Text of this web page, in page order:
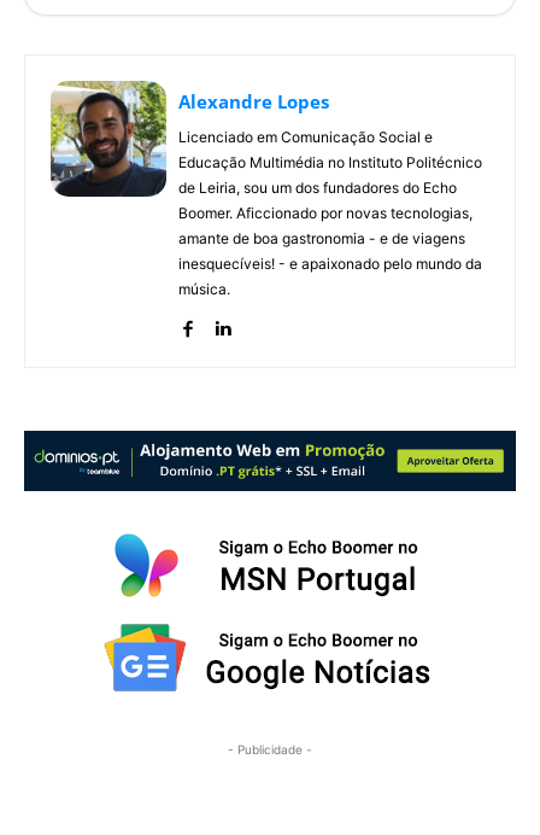
Alexandre Lopes
Licenciado em Comunicação Social e
Educação Multimédia no Instituto Politécnico
de Leiria, sou um dos fundadores do Echo
Boomer. Aficcionado por novas tecnologias,
amante de boa gastronomia - e de viagens
inesquecíveis! - e apaixonado pelo mundo da
música.
- Publicidade -